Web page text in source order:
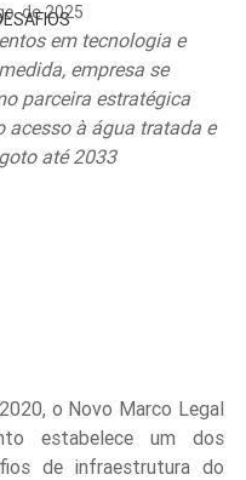
de 2025
em tecnologia e
empresa se
parceira estratégica
acesso à água tratada e
até 2033
o Novo Marco Legal
estabelece um dos
de infraestrutura do